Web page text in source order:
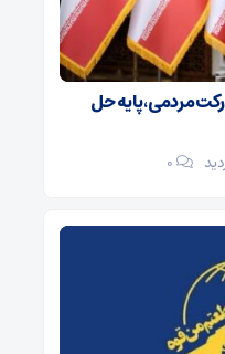
مردمی، پایه حل
۰